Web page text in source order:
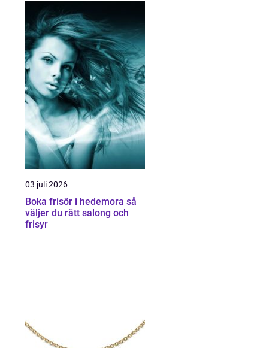
03 juli 2026
Boka frisör i hedemora så
väljer du rätt salong och
frisyr